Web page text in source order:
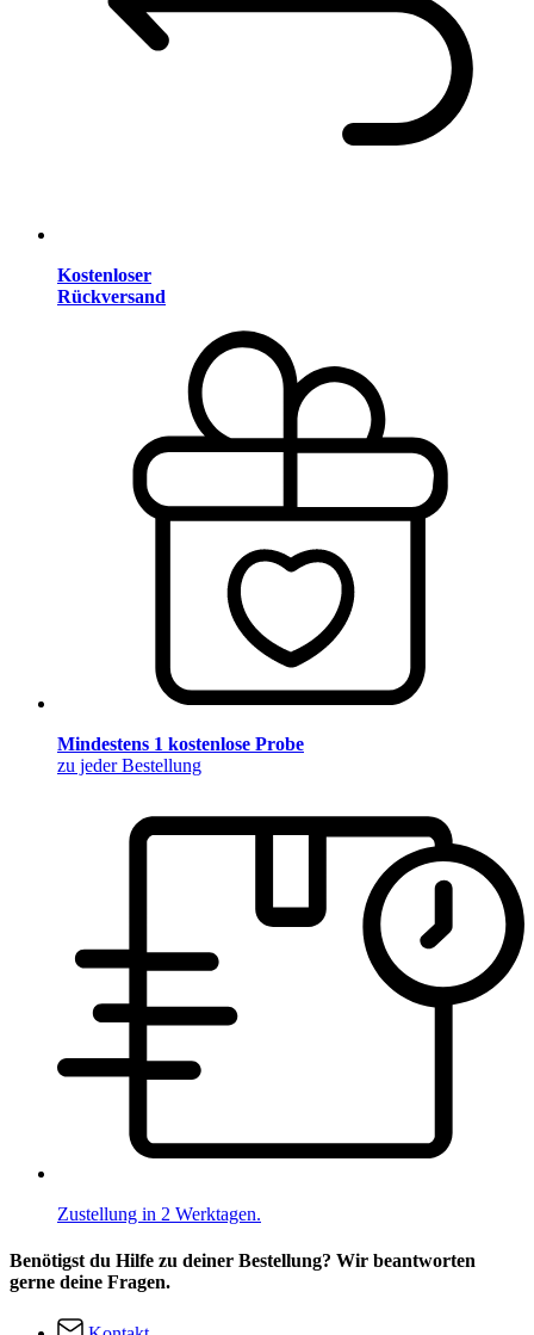
Kostenloser
Rückversand
Mindestens 1 kostenlose Probe
zu jeder Bestellung
Zustellung in 2 Werktagen.
Benötigst du Hilfe zu deiner Bestellung? Wir beantworten
gerne deine Fragen.